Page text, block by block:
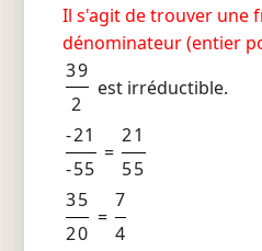
Il s'agit de trouver une
dénominateur (entier
39
2
est irréductible.
-21
-55
=
21
55
35
20
=
7
4